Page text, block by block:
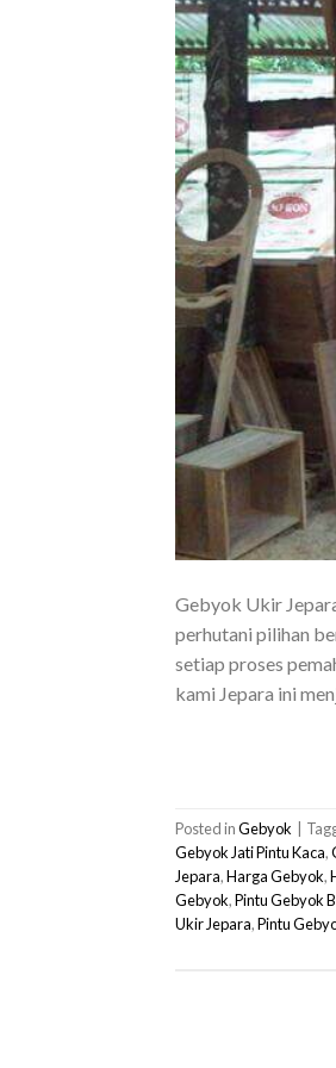
Gebyok Ukir
perhutani pilihan
setiap proses
kami Jepara ini
Posted inGebyok
Gebyok Jati Pintu Kaca,
Jepara,Harga Gebyok,
Gebyok,Pintu Gebyok
Ukir Jepara,Pintu